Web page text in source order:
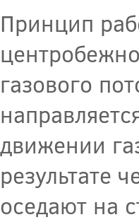
Принцип
газового
движении
результате
оседают на